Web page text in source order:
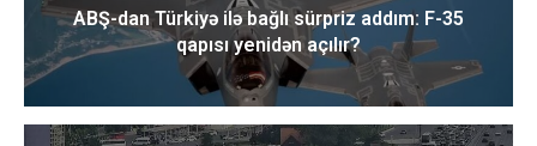
ABŞ-dan Türkiyə ilə bağlı sürpriz addım: F-35
qapısı yenidən açılır?